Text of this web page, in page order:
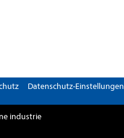
Datenschutz-Einstellungen
industrie